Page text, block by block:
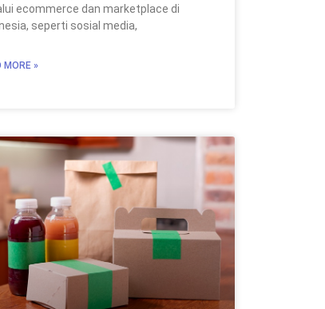
ecommerce dan marketplace di
seperti sosial media,
MORE »